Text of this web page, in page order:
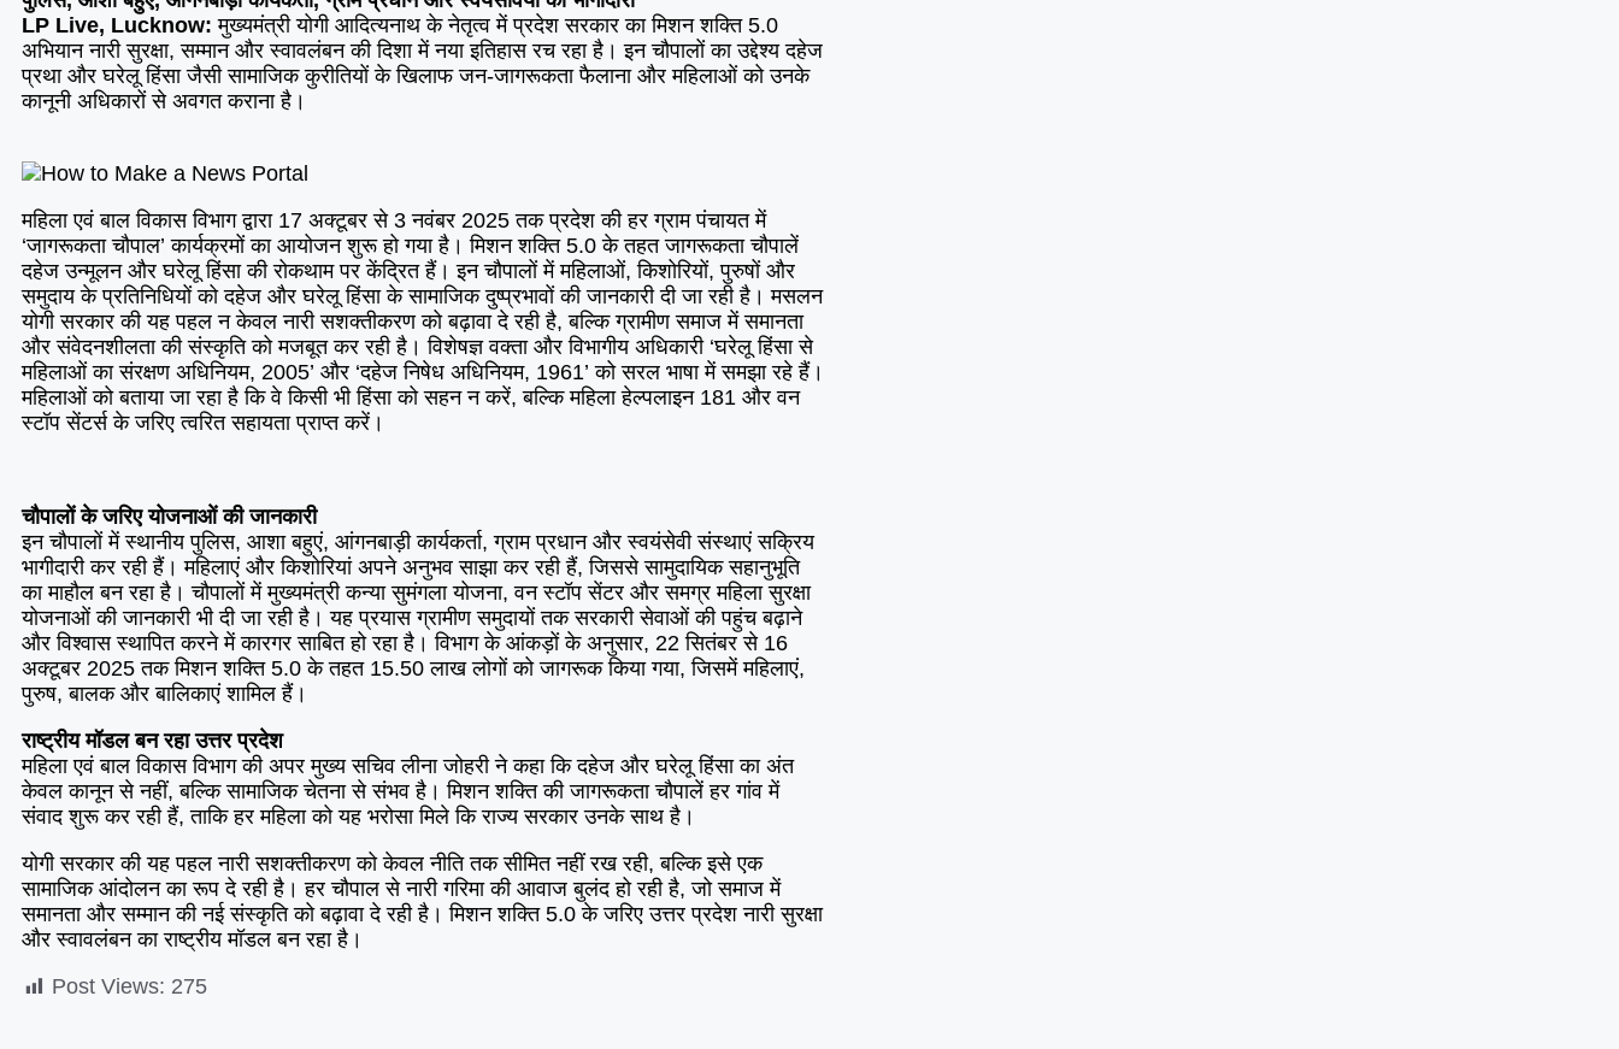
LP Live, Lucknow: मुख्यमंत्री योगी आदित्यनाथ के नेतृत्व में प्रदेश सरकार का मिशन शक्ति 5.0
अभियान नारी सुरक्षा, सम्मान और स्वावलंबन की दिशा में नया इतिहास रच रहा है। इन चौपालों का उद्देश्य दहेज
प्रथा और घरेलू हिंसा जैसी सामाजिक कुरीतियों के खिलाफ जन-जागरूकता फैलाना और महिलाओं को उनके
कानूनी अधिकारों से अवगत कराना है।
महिला एवं बाल विकास विभाग द्वारा 17 अक्टूबर से 3 नवंबर 2025 तक प्रदेश की हर ग्राम पंचायत में
‘जागरूकता चौपाल’ कार्यक्रमों का आयोजन शुरू हो गया है। मिशन शक्ति 5.0 के तहत जागरूकता चौपालें
दहेज उन्मूलन और घरेलू हिंसा की रोकथाम पर केंद्रित हैं। इन चौपालों में महिलाओं, किशोरियों, पुरुषों और
समुदाय के प्रतिनिधियों को दहेज और घरेलू हिंसा के सामाजिक दुष्प्रभावों की जानकारी दी जा रही है। मसलन
योगी सरकार की यह पहल न केवल नारी सशक्तीकरण को बढ़ावा दे रही है, बल्कि ग्रामीण समाज में समानता
और संवेदनशीलता की संस्कृति को मजबूत कर रही है। विशेषज्ञ वक्ता और विभागीय अधिकारी ‘घरेलू हिंसा से
महिलाओं का संरक्षण अधिनियम, 2005’ और ‘दहेज निषेध अधिनियम, 1961’ को सरल भाषा में समझा रहे हैं।
महिलाओं को बताया जा रहा है कि वे किसी भी हिंसा को सहन न करें, बल्कि महिला हेल्पलाइन 181 और वन
स्टॉप सेंटर्स के जरिए त्वरित सहायता प्राप्त करें।
चौपालों के जरिए योजनाओं की जानकारी
इन चौपालों में स्थानीय पुलिस, आशा बहुएं, आंगनबाड़ी कार्यकर्ता, ग्राम प्रधान और स्वयंसेवी संस्थाएं सक्रिय
भागीदारी कर रही हैं। महिलाएं और किशोरियां अपने अनुभव साझा कर रही हैं, जिससे सामुदायिक सहानुभूति
का माहौल बन रहा है। चौपालों में मुख्यमंत्री कन्या सुमंगला योजना, वन स्टॉप सेंटर और समग्र महिला सुरक्षा
योजनाओं की जानकारी भी दी जा रही है। यह प्रयास ग्रामीण समुदायों तक सरकारी सेवाओं की पहुंच बढ़ाने
और विश्वास स्थापित करने में कारगर साबित हो रहा है। विभाग के आंकड़ों के अनुसार, 22 सितंबर से 16
अक्टूबर 2025 तक मिशन शक्ति 5.0 के तहत 15.50 लाख लोगों को जागरूक किया गया, जिसमें महिलाएं,
पुरुष, बालक और बालिकाएं शामिल हैं।
राष्ट्रीय मॉडल बन रहा उत्तर प्रदेश
महिला एवं बाल विकास विभाग की अपर मुख्य सचिव लीना जोहरी ने कहा कि दहेज और घरेलू हिंसा का अंत
केवल कानून से नहीं, बल्कि सामाजिक चेतना से संभव है। मिशन शक्ति की जागरूकता चौपालें हर गांव में
संवाद शुरू कर रही हैं, ताकि हर महिला को यह भरोसा मिले कि राज्य सरकार उनके साथ है।
योगी सरकार की यह पहल नारी सशक्तीकरण को केवल नीति तक सीमित नहीं रख रही, बल्कि इसे एक
सामाजिक आंदोलन का रूप दे रही है। हर चौपाल से नारी गरिमा की आवाज बुलंद हो रही है, जो समाज में
समानता और सम्मान की नई संस्कृति को बढ़ावा दे रही है। मिशन शक्ति 5.0 के जरिए उत्तर प्रदेश नारी सुरक्षा
और स्वावलंबन का राष्ट्रीय मॉडल बन रहा है।
Post Views: 275